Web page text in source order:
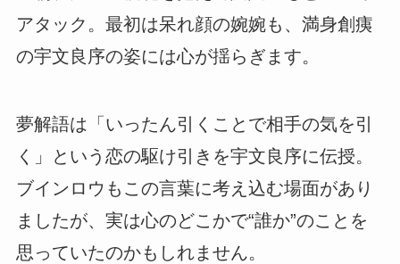
アタック。最初は呆れ顔の婉婉も、満身創痍
の宇文良序の姿には心が揺らぎます。
夢解語は「いったん引くことで相手の気を引
く」という恋の駆け引きを宇文良序に伝授。
ブインロウもこの言葉に考え込む場面があり
ましたが、実は心のどこかで“誰か”のことを
思っていたのかもしれません。